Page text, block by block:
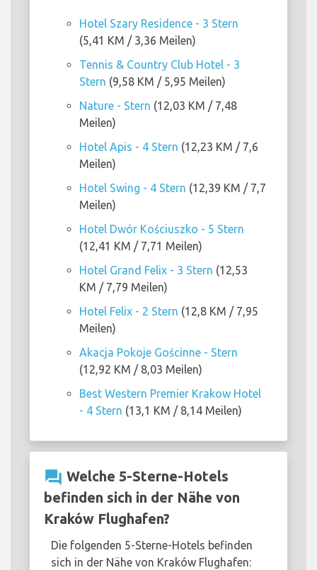
Hotel Szary Residence - 3 Stern
(5,41 KM / 3,36 Meilen)
Tennis & Country Club Hotel - 3
Stern (9,58 KM / 5,95 Meilen)
Nature - Stern (12,03 KM / 7,48
Meilen)
Hotel Apis - 4 Stern (12,23 KM / 7,6
Meilen)
Hotel Swing - 4 Stern (12,39 KM / 7,7
Meilen)
Hotel Dwór Kościuszko - 5 Stern
(12,41 KM / 7,71 Meilen)
Hotel Grand Felix - 3 Stern (12,53
KM / 7,79 Meilen)
Hotel Felix - 2 Stern (12,8 KM / 7,95
Meilen)
Akacja Pokoje Gościnne - Stern
(12,92 KM / 8,03 Meilen)
Best Western Premier Krakow Hotel
- 4 Stern (13,1 KM / 8,14 Meilen)
question_answer Welche 5-Sterne-Hotels
befinden sich in der Nähe von
Kraków Flughafen?
Die folgenden 5-Sterne-Hotels befinden
sich in der Nähe von Kraków Flughafen: